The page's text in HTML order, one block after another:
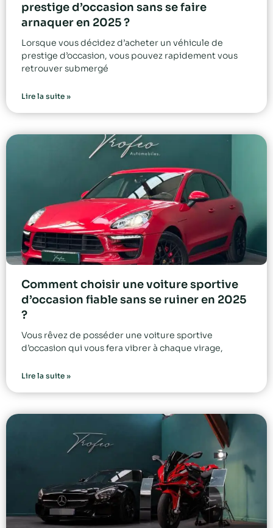
prestige d’occasion sans se faire
arnaquer en 2025 ?
Lorsque vous décidez d’acheter un véhicule de
prestige d’occasion, vous pouvez rapidement vous
retrouver submergé
Lire la suite »
Comment choisir une voiture sportive
d’occasion fiable sans se ruiner en 2025
?
Vous rêvez de posséder une voiture sportive
d’occasion qui vous fera vibrer à chaque virage,
Lire la suite »